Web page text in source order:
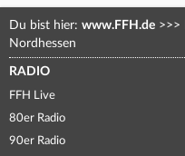
Du bist hier: www.FFH.de >>>
Nordhessen
RADIO
FFH Live
80er Radio
90er Radio